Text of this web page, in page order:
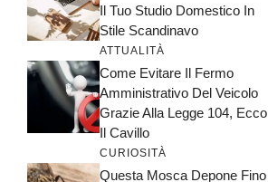
Il Tuo Studio Domestico In
Stile Scandinavo
ATTUALITÀ
Come Evitare Il Fermo
Amministrativo Del Veicolo
Grazie Alla Legge 104, Ecco
Il Cavillo
CURIOSITÀ
Questa Mosca Depone Fino